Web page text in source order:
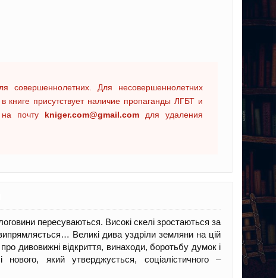
совершеннолетних. Для несовершеннолетних
книге присутствует наличие пропаганды ЛГБТ и
на почту kniger.com@gmail.com для удаления
пересуваються. Високі скелі зростаються за
Великі дива уздріли земляни на цій
дивовижні відкриття, винаходи, боротьбу думок і
нового, який утверджується, соціалістичного –